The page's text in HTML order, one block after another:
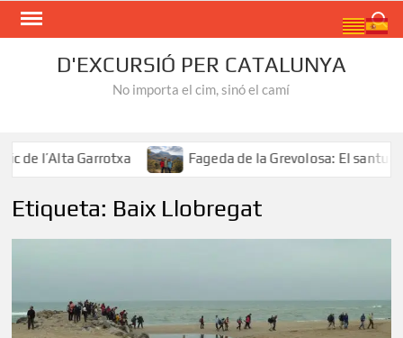
Skip
D'EXCURSIÓ PER CATALUNYA
No importa el cim, sinó el camí
l’Alta Garrotxa Fageda de la Grevolosa: El santuari
Etiqueta: Baix Llobregat